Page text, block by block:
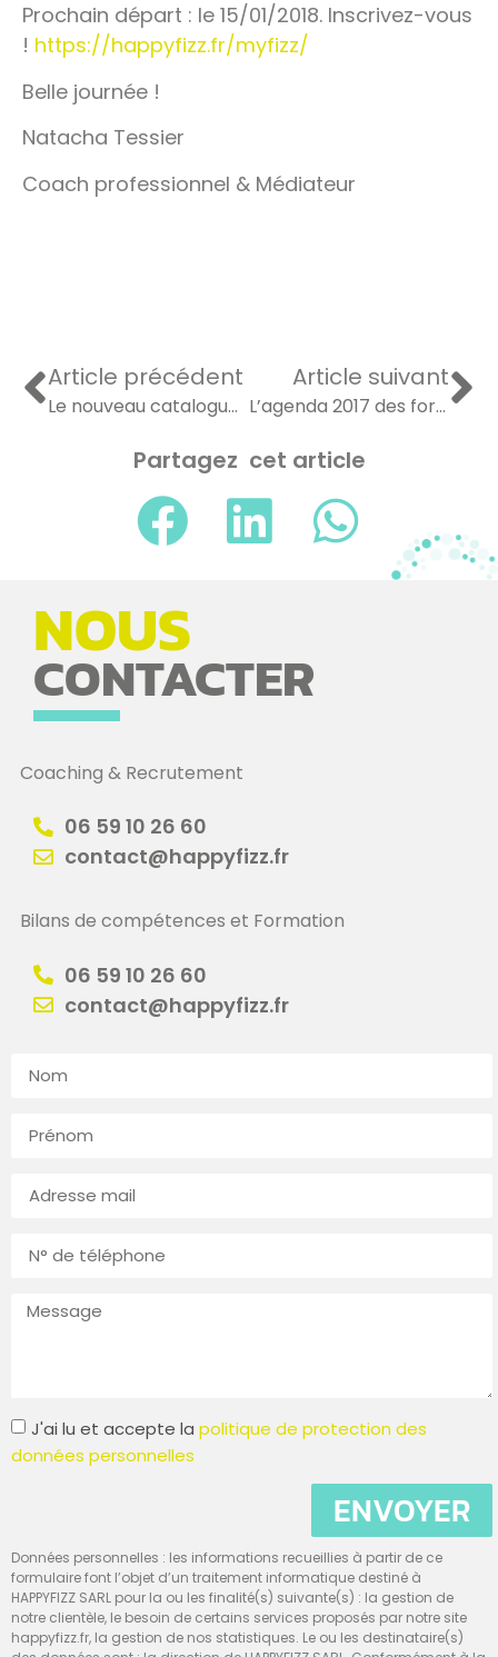
Prochain départ : le 15/01/2018. Inscrivez-vous
! https://happyfizz.fr/myfizz/
Belle journée !
Natacha Tessier
Coach professionnel & Médiateur
Article précédent
Le nouveau catalogue de formations professionnelles Happyfizz 2017/2018 est paru !
Article suivant
L’agenda 2017 des formations professionnelles Happyfizz ! Inscrivez-vous !
Partagez cet article
NOUS
CONTACTER
Coaching & Recrutement
06 59 10 26 60
contact@happyfizz.fr
Bilans de compétences et Formation
06 59 10 26 60
contact@happyfizz.fr
J'ai lu et accepte la politique de protection des
données personnelles
ENVOYER
Données personnelles : les informations recueillies à partir de ce
formulaire font l’objet d’un traitement informatique destiné à
HAPPYFIZZ SARL pour la ou les finalité(s) suivante(s) : la gestion de
notre clientèle, le besoin de certains services proposés par notre site
happyfizz.fr, la gestion de nos statistiques. Le ou les destinataire(s)